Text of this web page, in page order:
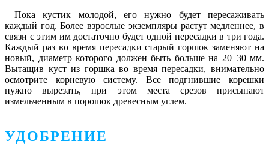
Пока кустик молодой, его нужно будет пересаживать
каждый год. Более взрослые экземпляры растут медленнее, в
связи с этим им достаточно будет одной пересадки в три года.
Каждый раз во время пересадки старый горшок заменяют на
новый, диаметр которого должен быть больше на 20–30 мм.
Вытащив куст из горшка во время пересадки, внимательно
осмотрите корневую систему. Все подгнившие корешки
нужно вырезать, при этом места срезов присыпают
измельченным в порошок древесным углем.
УДОБРЕНИЕ